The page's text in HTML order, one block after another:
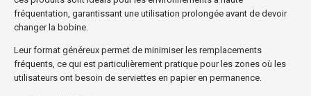
fréquentation, garantissant une utilisation prolongée avant de devoir
changer la bobine.
Leur format généreux permet de minimiser les remplacements
fréquents, ce qui est particulièrement pratique pour les zones où les
utilisateurs ont besoin de serviettes en papier en permanence.